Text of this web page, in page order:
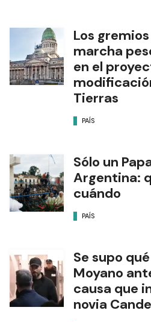
Los
marcha
en el
Tierras
PAÍS
Sólo un
Argentina:
cuándo
PAÍS
Se supo
Moyano
causa que
novia